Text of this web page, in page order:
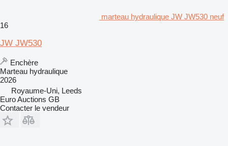
marteau hydraulique JW JW530 neuf
16
JW JW530
Enchère
Marteau hydraulique
2026
Royaume-Uni, Leeds
Euro Auctions GB
Contacter le vendeur